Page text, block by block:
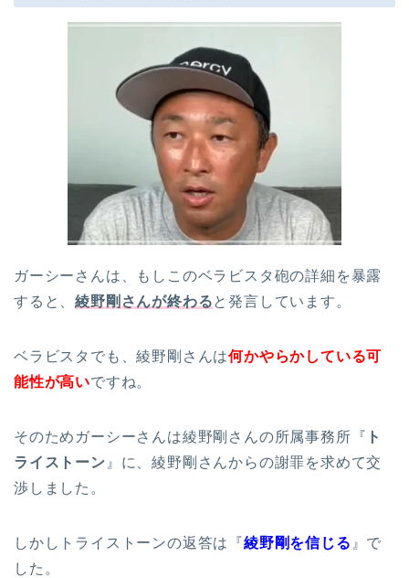
ガーシーさんは、もしこのベラビスタ砲の詳細を暴露
すると、綾野剛さんが終わると発言しています。
ベラビスタでも、綾野剛さんは何かやらかしている可
能性が高いですね。
そのためガーシーさんは綾野剛さんの所属事務所『 ト
ライストーン』に、綾野剛さんからの謝罪を求めて交
渉しました。
しかしトライストーンの返答は『綾野剛を信じる 』で
した。